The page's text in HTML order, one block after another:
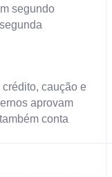
segundo
caução e
aprovam
conta